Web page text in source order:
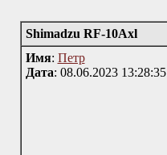
Shimadzu RF-10Axl
Имя: Петр
Дата: 08.06.2023 13:28:35